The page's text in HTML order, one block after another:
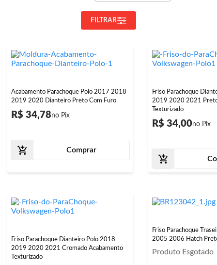
FILTRAR
Acabamento Parachoque Polo 2017 2018
2019 2020 Dianteiro Preto Com Furo
R$ 34,78
Comprar
Friso Parachoque
2019 2020 2021
Texturizado
R$ 34,00
Friso Parachoque Dianteiro Polo 2018
2019 2020 2021 Cromado Acabamento
Texturizado
Friso Parachoque
2005 2006 Hatch
Produto Esgotado